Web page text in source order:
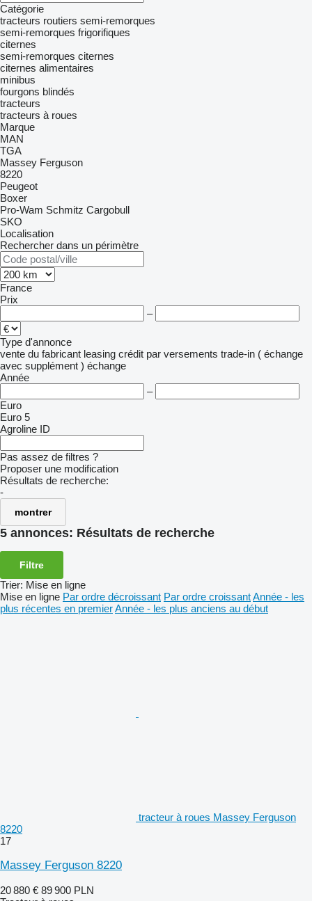
Catégorie
tracteurs routiers semi-remorques
semi-remorques frigorifiques
citernes
semi-remorques citernes
citernes alimentaires
minibus
fourgons blindés
tracteurs
tracteurs à roues
Marque
MAN
TGA
Massey Ferguson
8220
Peugeot
Boxer
Pro-Wam Schmitz Cargobull
SKO
Localisation
Rechercher dans un périmètre
France
Prix
–
Type d'annonce
vente du fabricant leasing crédit par versements trade-in ( échange
avec supplément ) échange
Année
–
Euro
Euro 5
Agroline ID
Pas assez de filtres ?
Proposer une modification
Résultats de recherche:
-
montrer
5 annonces: Résultats de recherche
Filtre
Trier: Mise en ligne
Mise en ligne Par ordre décroissant Par ordre croissantAnnée - les
plus récentes en premierAnnée - les plus anciens au début
tracteur à roues Massey Ferguson
8220
17
Massey Ferguson 8220
20 880 € 89 900 PLN